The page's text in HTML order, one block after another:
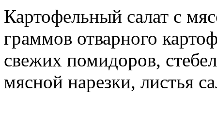
Картофельный салат с
граммов отварного
свежих помидоров,
мясной нарезки, листья